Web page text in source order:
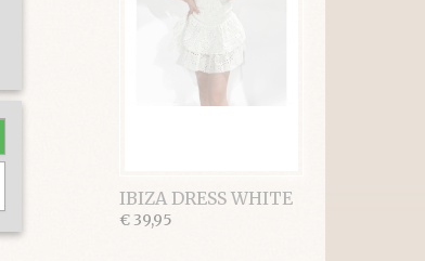
IBIZA DRESS WHITE
€ 39,95